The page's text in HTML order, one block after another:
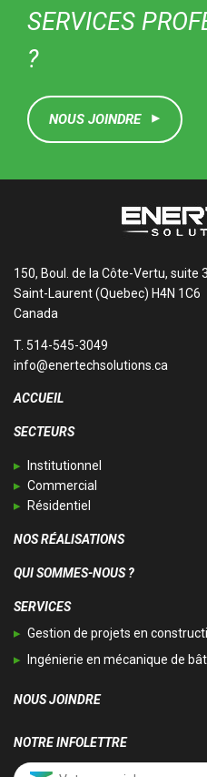
SERVICES
?
NOUS JOINDRE
150, Boul. de la Côte-Vertu, suite
Saint-Laurent (Quebec) H4N 1C6
Canada
T. 514-545-3049
info@enertechsolutions.ca
ACCUEIL
SECTEURS
Institutionnel
Commercial
Résidentiel
NOS RÉALISATIONS
QUI SOMMES-NOUS ?
SERVICES
Gestion de projets en
Ingénierie en mécanique de
NOUS JOINDRE
NOTRE INFOLETTRE